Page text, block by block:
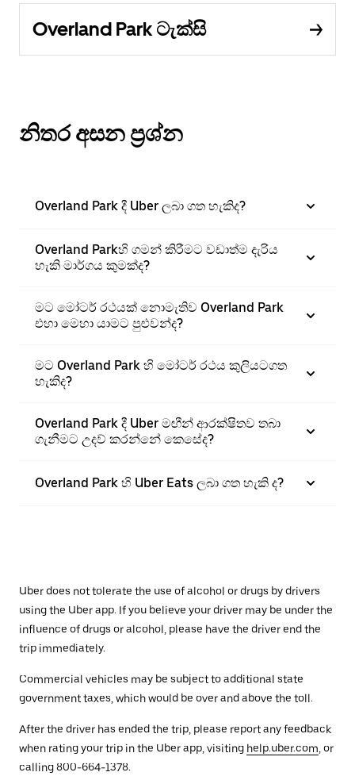
Overland Park ටැක්සි
නිතර අසන ප්‍රශ්න
Overland Park දී Uber ලබා ගත හැකිද?
Overland Parkහි ගමන් කිරීමට වඩාත්ම දැරිය
හැකි මාර්ගය කුමක්ද?
මට මෝටර් රථයක් නොමැතිව Overland Park
එහා මෙහා යාමට පුළුවන්ද?
මට Overland Park හි මෝටර් රථය කුලියටගත
හැකිද?
Overland Park දී Uber මඟීන් ආරක්ෂිතව තබා
ගැනීමට උදව් කරන්නේ කෙසේද?
Overland Park හි Uber Eats ලබා ගත හැකි ද?
Uber does not tolerate the use of alcohol or drugs by drivers
using the Uber app. If you believe your driver may be under the
influence of drugs or alcohol, please have the driver end the
trip immediately.
Commercial vehicles may be subject to additional state
government taxes, which would be over and above the toll.
After the driver has ended the trip, please report any feedback
when rating your trip in the Uber app, visiting help.uber.com , or
calling 800-664-1378.